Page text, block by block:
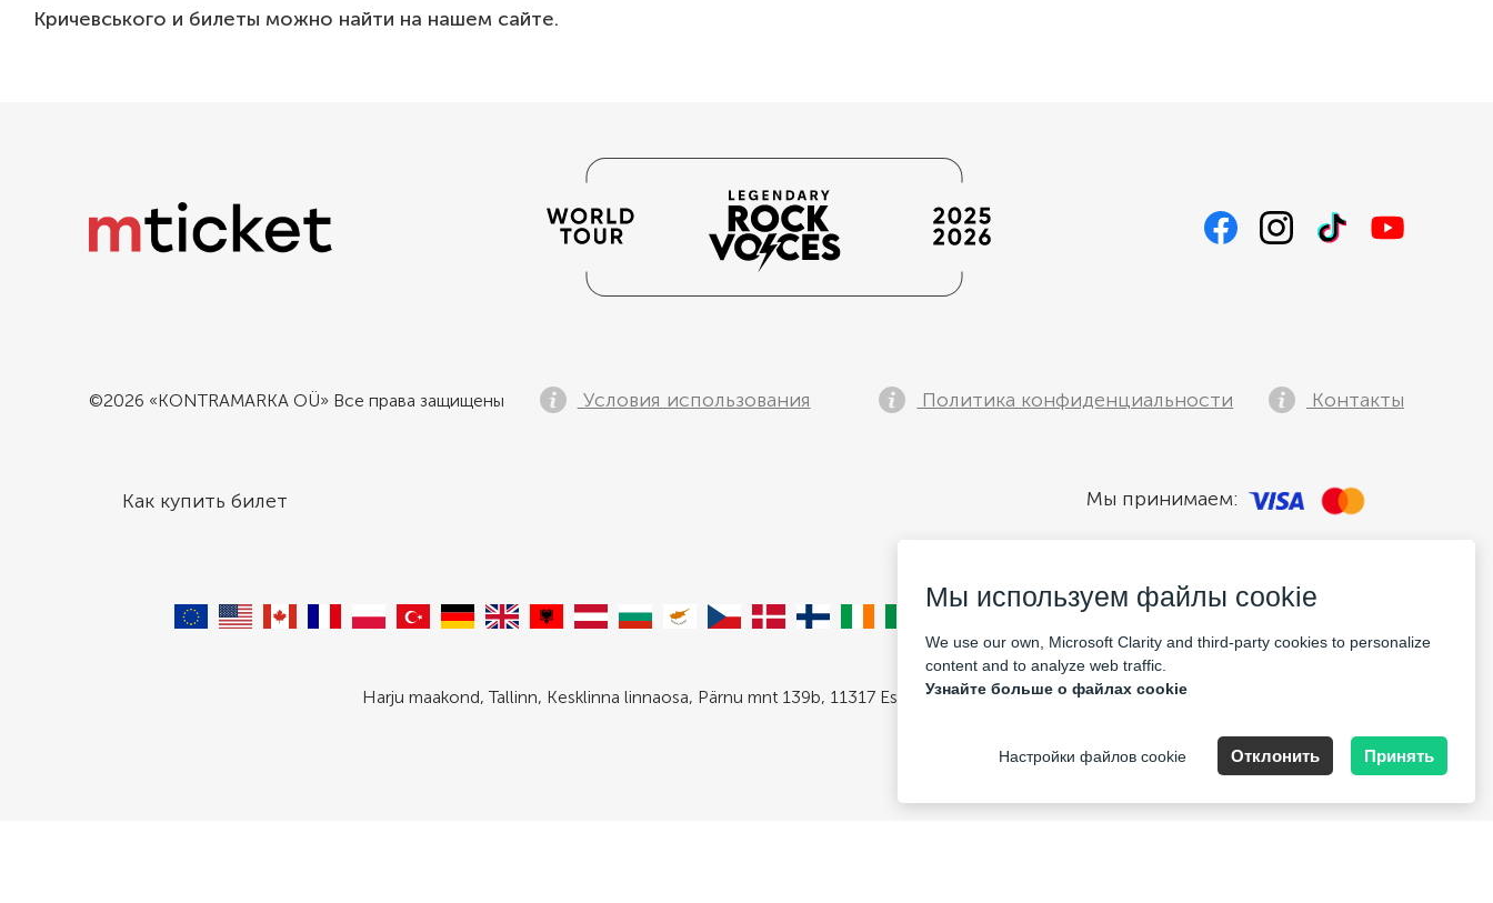
Кричевського и билеты можно найти на нашем сайте.
©2026 «KONTRAMARKA OÜ» Все права защищены Условия использования Политика конфиденциальности Контакты
Как купить билет Мы принимаем:
Harju maakond, Tallinn, Kesklinna linnaosa, Pärnu mnt 139b, 11317 Estonia. Company Nr: 14693656
Мы используем файлы cookie
We use our own, Microsoft Clarity and third-party cookies to personalize
content and to analyze web traffic.
Узнайте больше о файлах cookie
Настройки файлов cookie Отклонить Принять